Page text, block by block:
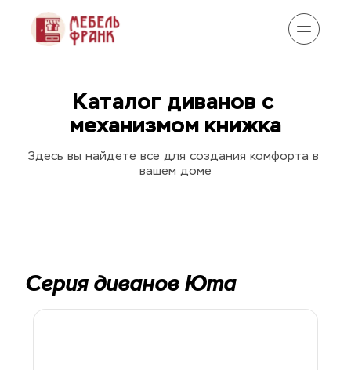
Каталог диванов с
механизмом книжка
Здесь вы найдете все для создания комфорта в
вашем доме
Серия диванов Юта